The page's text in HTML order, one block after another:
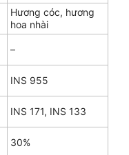
Hương cóc, hương
hoa nhài
–
INS 955
INS 171, INS 133
30%